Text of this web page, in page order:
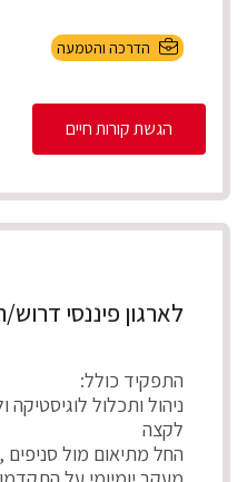
הדרכה והטמעה
הגשת קורות חיים
לארגון פיננסי
התפקיד כולל:
ניהול ותכלול
לקצה
החל מתיאום מול סניפים